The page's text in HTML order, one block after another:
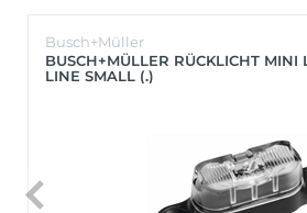
Busch+Müller
BUSCH+MÜLLER RÜCKLICHT MINI
LINE SMALL (.)